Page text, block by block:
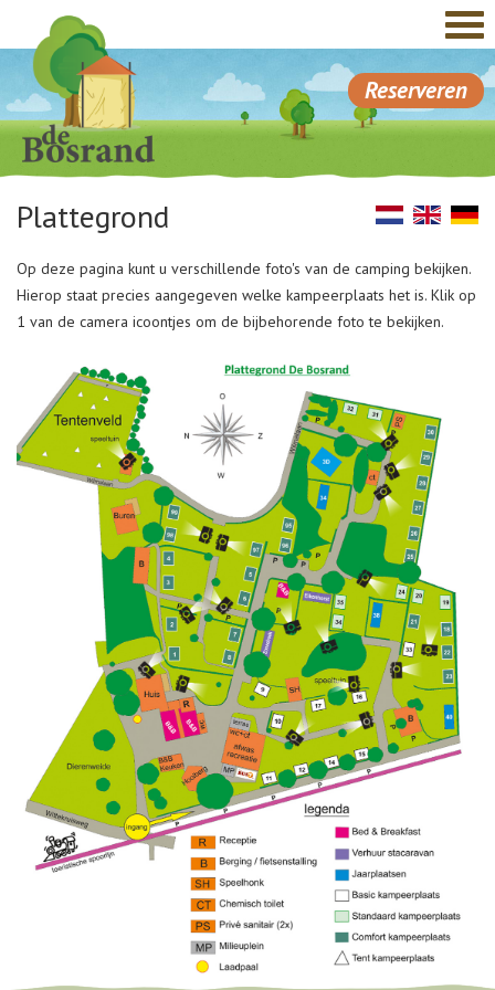
Reserveren
Plattegrond
Op deze pagina kunt u verschillende foto's van de camping bekijken.
Hierop staat precies aangegeven welke kampeerplaats het is. Klik op
1 van de camera icoontjes om de bijbehorende foto te bekijken.